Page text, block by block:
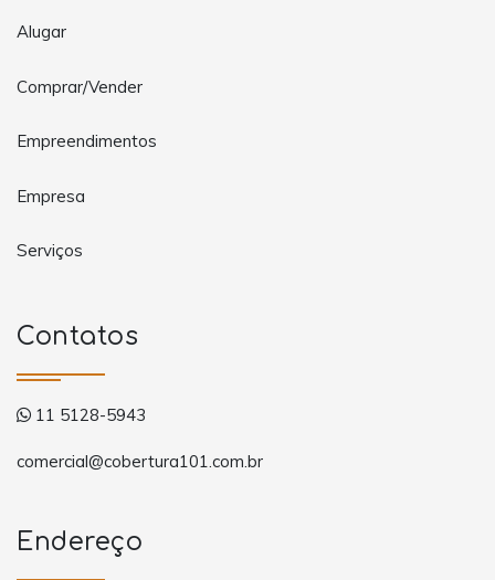
Alugar
Comprar/Vender
Empreendimentos
Empresa
Serviços
Contatos
11 5128-5943
comercial@cobertura101.com.br
Endereço